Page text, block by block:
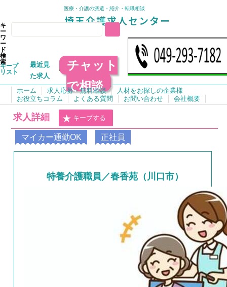
医療・介護の派遣・紹介・転職相談
キ
ー
ワ
ー
ド
検
索
キープ
リスト
最近見
た求人
チャット
で相談
ホーム 求人応募・無料相談
人材をお探しの企業様
お役立ちコラム
よくある質問 お問い合わせ 会社概要
求人詳細 キープする
マイカー通勤OK 正社員
特養介護職員／春香苑（川口市）